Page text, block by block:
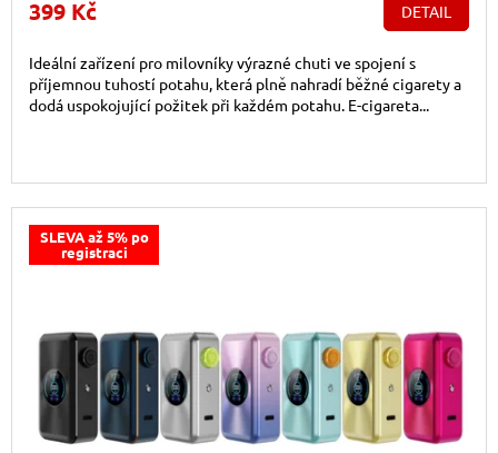
399 Kč DETAIL
Ideální zařízení pro milovníky výrazné chuti ve spojení s
příjemnou tuhostí potahu, která plně nahradí běžné cigarety a
dodá uspokojující požitek při každém potahu. E-cigareta...
SLEVA až 5% po
registraci